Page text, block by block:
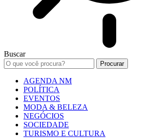
Buscar
AGENDA NM
POLÍTICA
EVENTOS
MODA & BELEZA
NEGÓCIOS
SOCIEDADE
TURISMO E CULTURA